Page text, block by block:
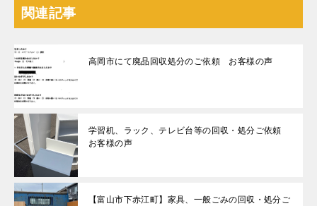
関連記事
高岡市にて廃品回収処分のご依頼 お客様の声
学習机、ラック、テレビ台等の回収・処分ご依頼
お客様の声
【富山市下赤江町】家具、一般ごみの回収・処分ご